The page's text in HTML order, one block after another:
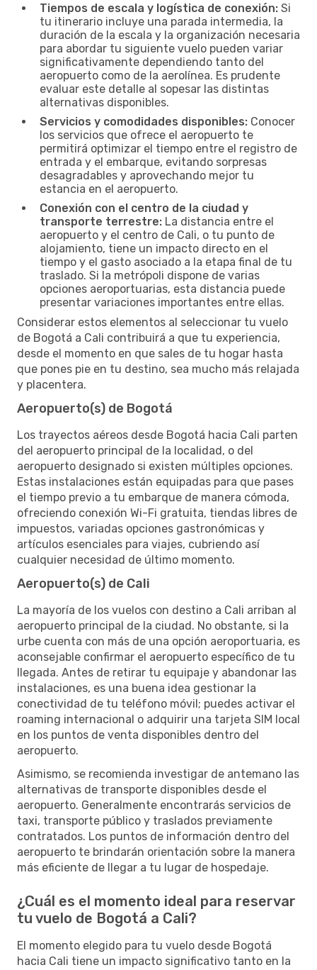
Tiempos de escala y logística de conexión: Si
tu itinerario incluye una parada intermedia, la
duración de la escala y la organización necesaria
para abordar tu siguiente vuelo pueden variar
significativamente dependiendo tanto del
aeropuerto como de la aerolínea. Es prudente
evaluar este detalle al sopesar las distintas
alternativas disponibles.
Servicios y comodidades disponibles: Conocer
los servicios que ofrece el aeropuerto te
permitirá optimizar el tiempo entre el registro de
entrada y el embarque, evitando sorpresas
desagradables y aprovechando mejor tu
estancia en el aeropuerto.
Conexión con el centro de la ciudad y
transporte terrestre: La distancia entre el
aeropuerto y el centro de Cali, o tu punto de
alojamiento, tiene un impacto directo en el
tiempo y el gasto asociado a la etapa final de tu
traslado. Si la metrópoli dispone de varias
opciones aeroportuarias, esta distancia puede
presentar variaciones importantes entre ellas.
Considerar estos elementos al seleccionar tu vuelo
de Bogotá a Cali contribuirá a que tu experiencia,
desde el momento en que sales de tu hogar hasta
que pones pie en tu destino, sea mucho más relajada
y placentera.
Aeropuerto(s) de Bogotá
Los trayectos aéreos desde Bogotá hacia Cali parten
del aeropuerto principal de la localidad, o del
aeropuerto designado si existen múltiples opciones.
Estas instalaciones están equipadas para que pases
el tiempo previo a tu embarque de manera cómoda,
ofreciendo conexión Wi-Fi gratuita, tiendas libres de
impuestos, variadas opciones gastronómicas y
artículos esenciales para viajes, cubriendo así
cualquier necesidad de último momento.
Aeropuerto(s) de Cali
La mayoría de los vuelos con destino a Cali arriban al
aeropuerto principal de la ciudad. No obstante, si la
urbe cuenta con más de una opción aeroportuaria, es
aconsejable confirmar el aeropuerto específico de tu
llegada. Antes de retirar tu equipaje y abandonar las
instalaciones, es una buena idea gestionar la
conectividad de tu teléfono móvil; puedes activar el
roaming internacional o adquirir una tarjeta SIM local
en los puntos de venta disponibles dentro del
aeropuerto.
Asimismo, se recomienda investigar de antemano las
alternativas de transporte disponibles desde el
aeropuerto. Generalmente encontrarás servicios de
taxi, transporte público y traslados previamente
contratados. Los puntos de información dentro del
aeropuerto te brindarán orientación sobre la manera
más eficiente de llegar a tu lugar de hospedaje.
¿Cuál es el momento ideal para reservar
tu vuelo de Bogotá a Cali?
El momento elegido para tu vuelo desde Bogotá
hacia Cali tiene un impacto significativo tanto en la